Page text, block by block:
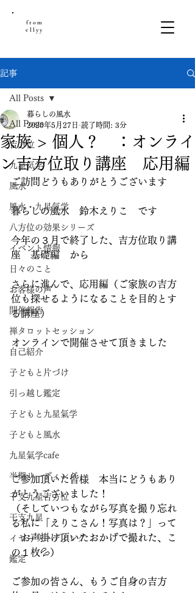
from
ellyy
記事
All Posts
吉方位
九星気学
風水
風水・九星気学
八方位の効果シリーズ
イベント情報
日々のこと
お客様の声
開催報告
禅タロットセッション
自己紹介
子どもと片づけ
引っ越し鑑定
子どもと九星氣学
子どもと風水
九星氣学cafe
半期リーディング
干支九星吉方位
干支九星
イヤーリーディング
鑑定
All Posts
家族 > 個人？ ：オンライ
ン吉方位取り講座 応用編
暮らしの風水
2020年5月27日 読了時間: 3分
ご訪問どうもありがとうございます
暮らしの風水　鈴木えりこ　です
今年の３月で終了した、吉方位取り講
座　基礎編　から
さらに進んで、応用編（ご家族の吉方
位も探せるようになることを目的とす
る講座）
オンラインで開催させて頂きました
ご参加頂いた皆様　本当にどうもあり
がとうございました！
（そしていつもながら写真を撮り忘れ
る私に「えりこさん！写真は？」って
お声掛け頂いたおかげで撮れた、こ
の１枚💦）
ご参加の皆さん、もうご自身の吉方